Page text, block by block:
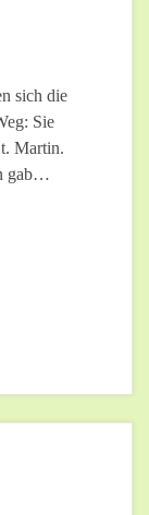
sich die
Sie
Martin.
gab…